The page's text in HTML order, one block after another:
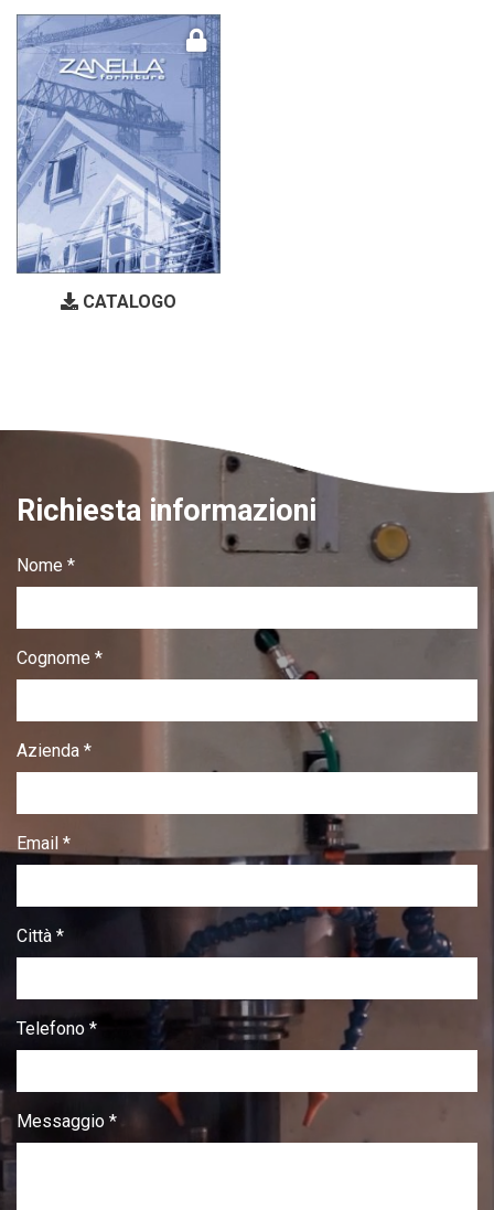
CATALOGO
Richiesta informazioni
Nome *
Cognome *
Azienda *
Email *
Città *
Telefono *
Messaggio *